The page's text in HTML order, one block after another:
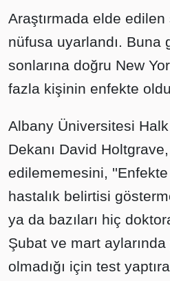
Araştırmada elde
nüfusa uyarlandı. Buna
sonlarına doğru New
fazla kişinin enfekte
Albany Üniversitesi Halk
Dekanı David
edilememesini,
hastalık belirtisi
ya da bazıları hiç
Şubat ve mart
olmadığı için test